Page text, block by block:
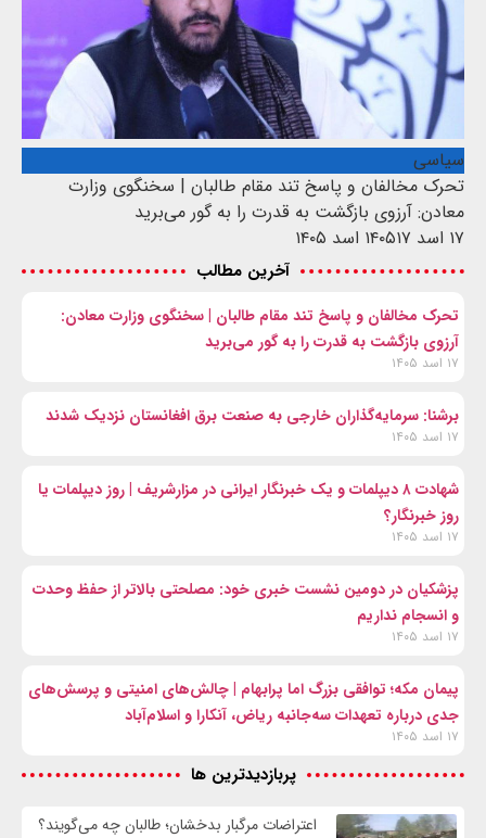
سیاسی
تحرک مخالفان و پاسخ تند مقام طالبان | سخنگوی وزارت
معادن: آرزوی بازگشت به قدرت را به گور می‌برید
۱۷ اسد ۱۴۰۵
۱۷ اسد ۱۴۰۵
آخرین مطالب
تحرک مخالفان و پاسخ تند مقام طالبان | سخنگوی وزارت معادن:
آرزوی بازگشت به قدرت را به گور می‌برید
۱۷ اسد ۱۴۰۵
برشنا: سرمایه‌گذاران خارجی به صنعت برق افغانستان نزدیک شدند
۱۷ اسد ۱۴۰۵
شهادت ۸ دیپلمات و یک خبرنگار ایرانی در مزارشریف | روز دیپلمات یا
روز خبرنگار؟
۱۷ اسد ۱۴۰۵
پزشکیان در دومین نشست خبری خود: مصلحتی بالاتر از حفظ وحدت
و انسجام نداریم
۱۷ اسد ۱۴۰۵
پیمان مکه؛ توافقی بزرگ اما پرابهام | چالش‌های امنیتی و پرسش‌های
جدی درباره تعهدات سه‌جانبه ریاض، آنکارا و اسلام‌آباد
۱۷ اسد ۱۴۰۵
پربازدیدترین ها
اعتراضات مرگبار بدخشان؛ طالبان چه می‌گویند؟